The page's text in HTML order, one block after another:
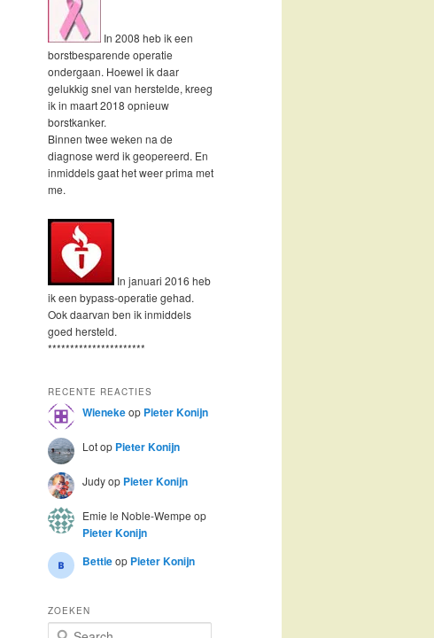
In 2008 heb ik een
borstbesparende operatie
ondergaan. Hoewel ik daar
gelukkig snel van herstelde, kreeg
ik in maart 2018 opnieuw
borstkanker.
Binnen twee weken na de
diagnose werd ik geopereerd. En
inmiddels gaat het weer prima met
me.
In januari 2016 heb
ik een bypass-operatie gehad.
Ook daarvan ben ik inmiddels
goed hersteld.
**********************
RECENTE REACTIES
Wienekeop Pieter Konijn
Lotop Pieter Konijn
Judyop Pieter Konijn
Emie le Noble-Wempe op
Pieter Konijn
Bettieop Pieter Konijn
ZOEKEN